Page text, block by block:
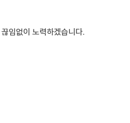
임없이 노력하겠습니다.